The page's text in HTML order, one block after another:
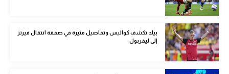
كرة يد
كرة طائرة
الوطن العربي
بيلد تكشف كواليس وتفاصيل مثيرة في صفقة انتقال فيرتز
إلى ليفربول